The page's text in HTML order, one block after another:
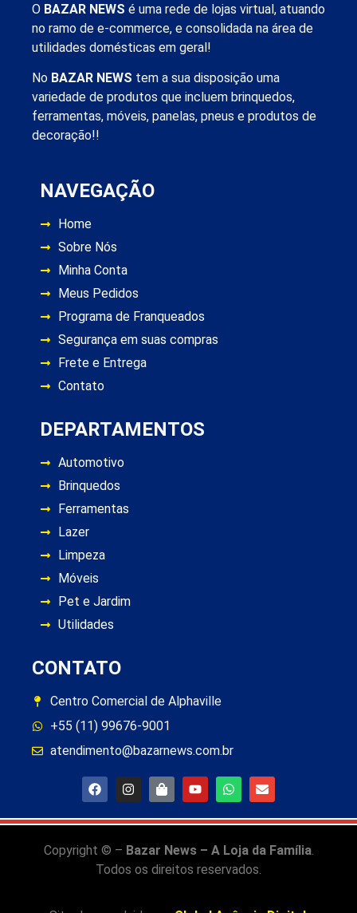
O BAZAR NEWS é uma rede de lojas virtual, atuando
no ramo de e-commerce, e consolidada na área de
utilidades domésticas em geral!
No BAZAR NEWS tem a sua disposição uma
variedade de produtos que incluem brinquedos,
ferramentas, móveis, panelas, pneus e produtos de
decoração!!
NAVEGAÇÃO
Home
Sobre Nós
Minha Conta
Meus Pedidos
Programa de Franqueados
Segurança em suas compras
Frete e Entrega
Contato
DEPARTAMENTOS
Automotivo
Brinquedos
Ferramentas
Lazer
Limpeza
Móveis
Pet e Jardim
Utilidades
CONTATO
Centro Comercial de Alphaville
+55 (11) 99676-9001
atendimento@bazarnews.com.br
Copyright © – Bazar News – A Loja da Família.
Todos os direitos reservados.